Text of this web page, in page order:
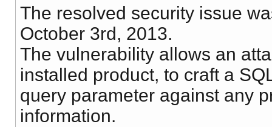
The resolved security issue
October 3rd, 2013.
The vulnerability allows an
installed product, to craft a
query parameter against any
information.